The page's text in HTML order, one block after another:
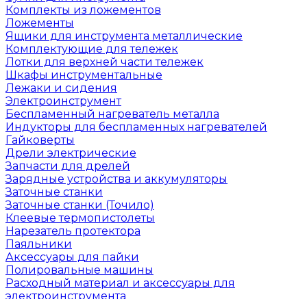
Комплекты из ложементов
Ложементы
Ящики для инструмента металлические
Комплектующие для тележек
Лотки для верхней части тележек
Шкафы инструментальные
Лежаки и сидения
Электроинструмент
Беспламенный нагреватель металла
Индукторы для беспламенных нагревателей
Гайковерты
Дрели электрические
Запчасти для дрелей
Зарядные устройства и аккумуляторы
Заточные станки
Заточные станки (Точило)
Клеевые термопистолеты
Нарезатель протектора
Паяльники
Аксессуары для пайки
Полировальные машины
Расходный материал и аксессуары для
электроинструмента